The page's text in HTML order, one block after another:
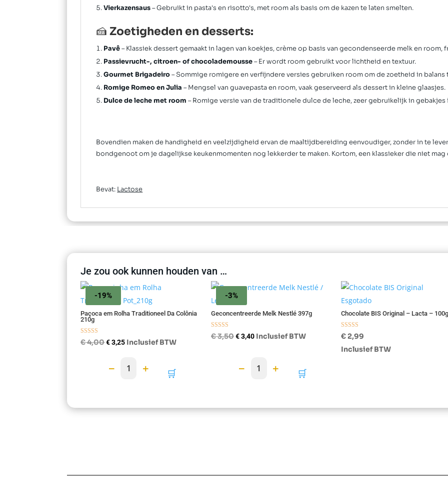
Vierkazensaus– Gebruikt in pasta's en risotto's, met room als basis om de kazen te laten smelten.
🍰Zoetigheden en desserts:
Pavê– Klassiek dessert gemaakt in lagen van koekjes, crème op basis van gecondenseerde melk en
Passievrucht-, citroen- of chocolademousse– Er wordt room gebruikt voor lichtheid en textuur.
Gourmet Brigadeiro– Sommige romigere en verfijndere versies gebruiken room om de zoetheid in balans
Romige Romeo en Julia – Mengsel van guavepasta en room, vaak geserveerd als dessert in kleine glaasjes.
Dulce de leche met room – Romige versie van de traditionele dulce de leche, zeer gebruikelijk in
Bovendien maken de handigheid en veelzijdigheid ervan de maaltijdbereiding eenvoudiger, zonder in te
bondgenoot om je dagelijkse keukenmomenten nog lekkerder te maken. Kortom, een klassieker die niet
Bevat: Lactose
Je zou ook kunnen houden van …
-19%
Paçoca em Rolha Traditioneel Da Colônia
210g
Gewaardeer
d
€4,00Oorspronkelijke
was:
€3,25Huidige
is:
Inclusief BTW
− 1 + 🛒
-3%
Geconcentreerde Melk Nestlé 397g
Gewaardeerd
5.00
€3,50Oorspronkelijke
€3,40Huidige
€ 3,40.
Inclusief BTW
− 1 + 🛒
Esgotado
Chocolate BIS Original – Lacta –
Gewaardeerd
5.00
uit 5
€2,99
Inclusief BTW